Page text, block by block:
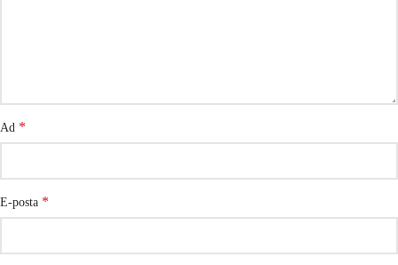
Ad *
E-posta *